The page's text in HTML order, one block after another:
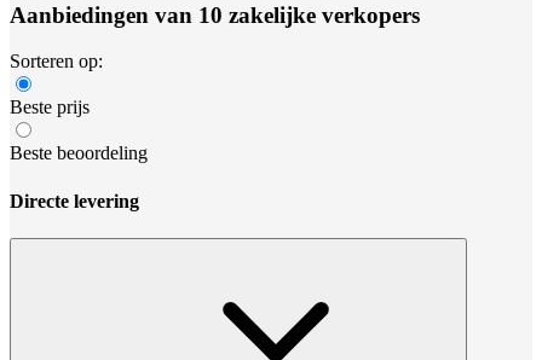
Aanbiedingen van 10 zakelijke verkopers
Sorteren op:
Beste prijs
Beste beoordeling
Directe levering